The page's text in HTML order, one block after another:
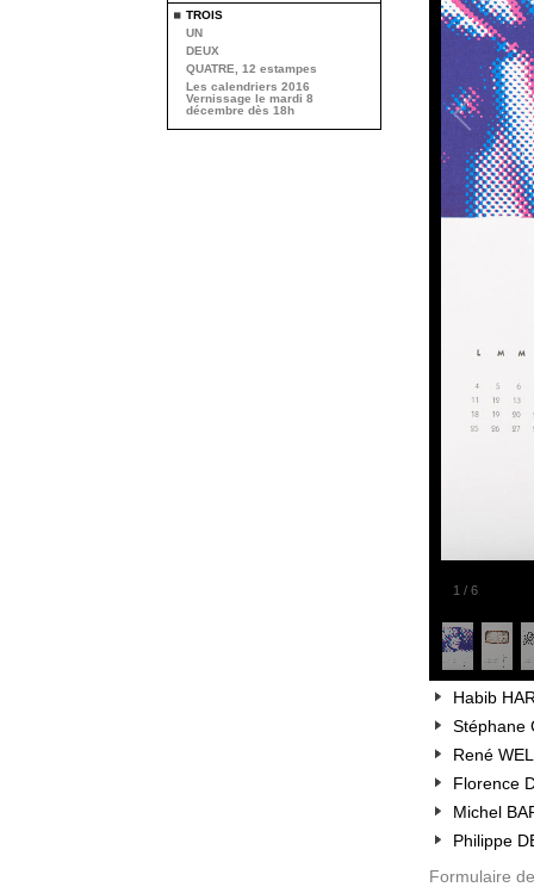
1 / 6
Habib
Stéphane
René
Florence
Michel
Philippe
Formulaire
TROIS
UN
DEUX
QUATRE, 12 estampes
Les calendriers 2016
Vernissage le mardi 8
décembre dès 18h